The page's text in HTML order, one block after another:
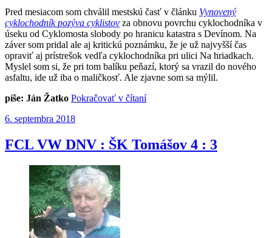
9.
2018“
Pred mesiacom som chválil mestskú časť v článku Vynovený
cyklochodník pozýva cyklistov za obnovu povrchu cyklochodníka v
úseku od Cyklomosta slobody po hranicu katastra s Devínom. Na
záver som pridal ale aj kritickú poznámku, že je už najvyšší čas
opraviť aj prístrešok vedľa cyklochodníka pri ulici Na hriadkach.
Myslel som si, že pri tom balíku peňazí, ktorý sa vrazil do nového
asfaltu, ide už iba o maličkosť. Ale zjavne som sa mýlil.
píše: Ján Žatko Pokračovať v čítaní„Prístrešok,
Publikované
6. septembra 2018
FCL VW DNV : ŠK Tomášov 4 : 3